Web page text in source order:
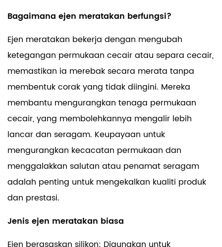
Bagaimana ejen meratakan berfungsi?
Ejen meratakan bekerja dengan mengubah
ketegangan permukaan cecair atau separa cecair,
memastikan ia merebak secara merata tanpa
membentuk corak yang tidak diingini. Mereka
membantu mengurangkan tenaga permukaan
cecair, yang membolehkannya mengalir lebih
lancar dan seragam. Keupayaan untuk
mengurangkan kecacatan permukaan dan
menggalakkan salutan atau penamat seragam
adalah penting untuk mengekalkan kualiti produk
dan prestasi.
Jenis ejen meratakan biasa